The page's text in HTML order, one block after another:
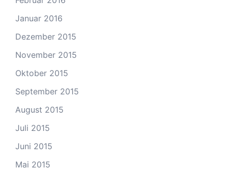
Januar 2016
Dezember 2015
November 2015
Oktober 2015
September 2015
August 2015
Juli 2015
Juni 2015
Mai 2015